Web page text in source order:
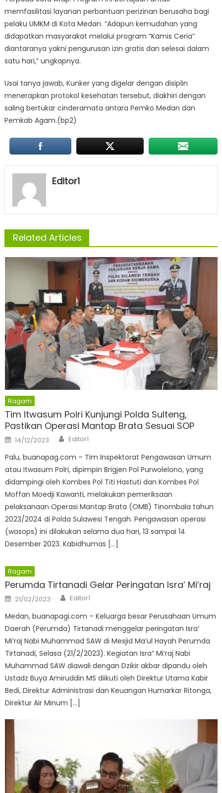
memfasilitasi layanan perbantuan perizinan berusaha bagi
pelaku UMKM di Kota Medan. “Adapun kemudahan yang
didapatkan masyarakat melalui program “Kamis Ceria”
diantaranya yakni pengurusan izin gratis dan selesai dalam
satu hari,” ungkapnya.
Usai tanya jawab, Kunker yang digelar dengan disiplin
menerapkan protokol kesehatan tersebut, diakhiri dengan
saling bertukar cinderamata antara Pemko Medan dan
Pemkab Agam.(bp2)
Editor1
Related Articles
Ragam
Tim Itwasum Polri Kunjungi Polda Sulteng,
Pastikan Operasi Mantap Brata Sesuai SOP
Posted
on
14/12/2023 Author
Editor1
Palu, buanapag.com – Tim Inspektorat Pengawasan Umum
atau Itwasum Polri, dipimpin Brigjen Pol Purwolelono, yang
didampingi oleh Kombes Pol Titi Hastuti dan Kombes Pol
Moffan Moedji Kawanti, melakukan pemeriksaan
pelaksanaan Operasi Mantap Brata (OMB) Tinombala tahun
2023/2024 di Polda Sulawesi Tengah. Pengawasan operasi
(wasops) ini dilakukan selama dua hari, 13 sampai 14
Desember 2023. Kabidhumas […]
Ragam
Perumda Tirtanadi Gelar Peringatan Isra’ Mi’raj
Posted
on
21/02/2023 Author
Editor1
Medan, buanapagi.com – Keluarga besar Perusahaan Umum
Daerah (Perumda) Tirtanadi menggelar peringatan Isra’
Mi’raj Nabi Muhammad SAW di Mesjid Ma’ul Hayah Perumda
Tirtanadi, Selasa (21/2/2023). Kegiatan Isra” Mi’raj Nabi
Muhammad SAW diawali dengan Dzikir akbar dipandu oleh
Ustadz Buya Amiruddin MS diikuti oleh Direktur Utama Kabir
Bedi, Direktur Administrasi dan Keuangan Humarkar Ritonga,
Direktur Air Minum […]